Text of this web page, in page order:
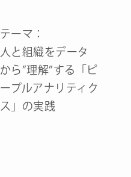
テーマ：
人と組織をデータ
から”理解”する「ピ
ープルアナリティク
ス」の実践